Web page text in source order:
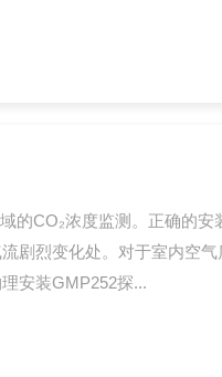
CO₂浓度监测。正确的
烈变化处。对于室内空
安装GMP252探...